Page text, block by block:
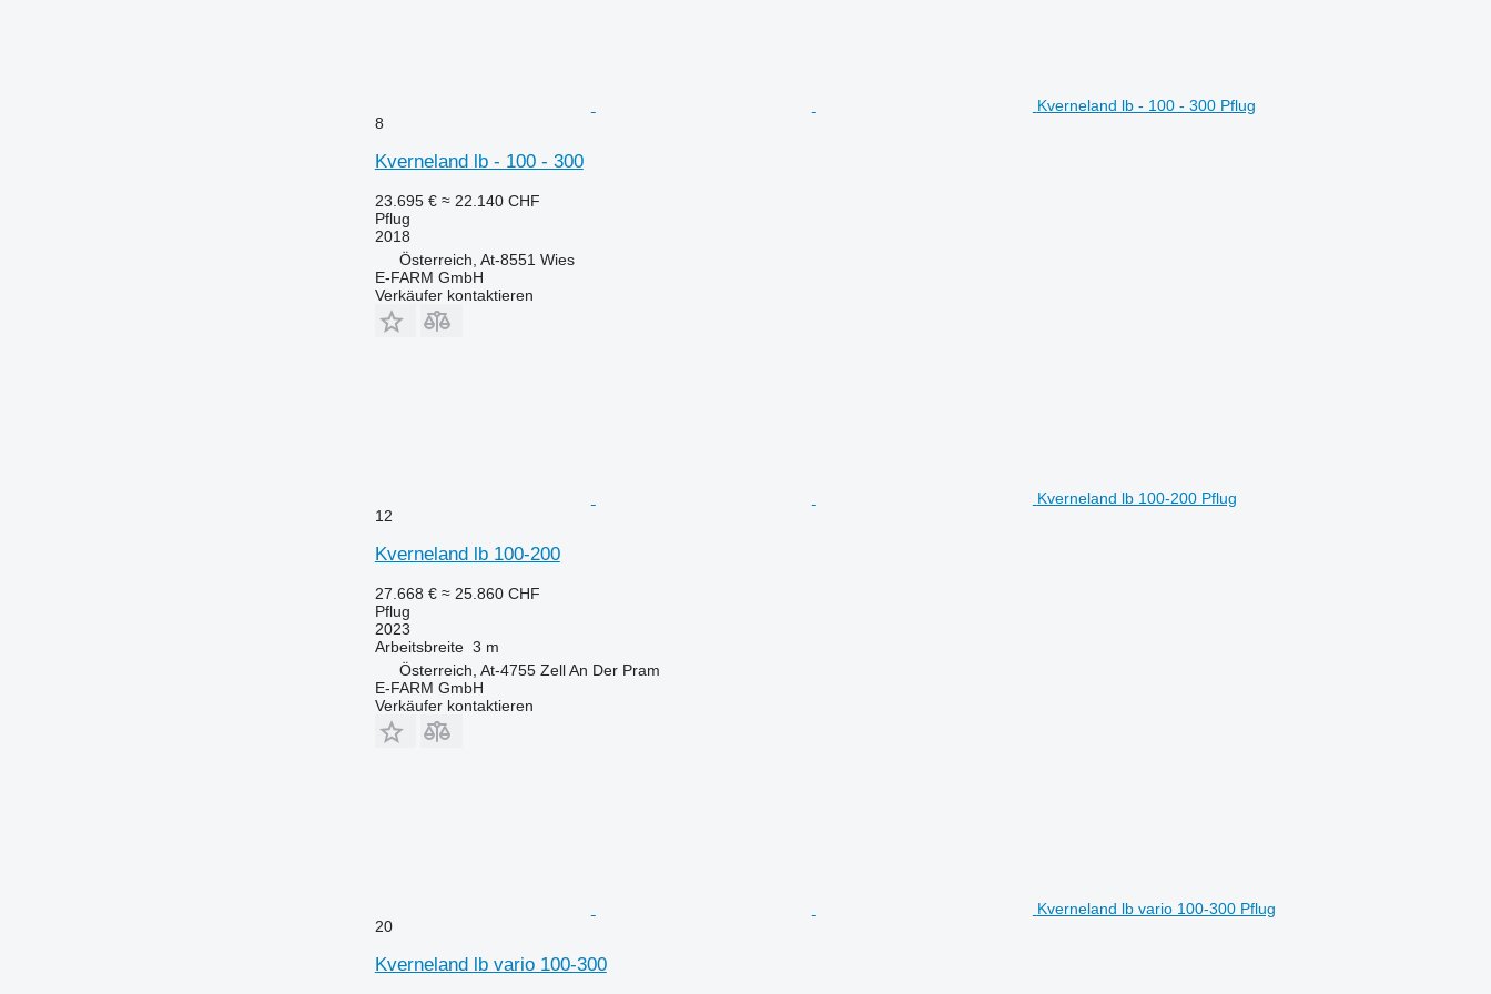
Kverneland lb - 100 - 300 Pflug
8
Kverneland lb - 100 - 300
23.695 € ≈ 22.140 CHF
Pflug
2018
Österreich, At-8551 Wies
E-FARM GmbH
Verkäufer kontaktieren
Kverneland lb 100-200 Pflug
12
Kverneland lb 100-200
27.668 € ≈ 25.860 CHF
Pflug
2023
Arbeitsbreite 3 m
Österreich, At-4755 Zell An Der Pram
E-FARM GmbH
Verkäufer kontaktieren
Kverneland lb vario 100-300 Pflug
20
Kverneland lb vario 100-300